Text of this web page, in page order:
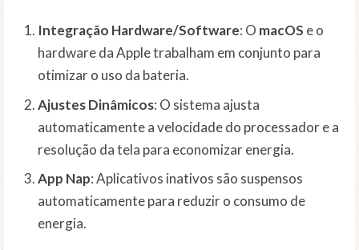
Integração Hardware/Software: O macOS e o
hardware da Apple trabalham em conjunto para
otimizar o uso da bateria.
Ajustes Dinâmicos: O sistema ajusta
automaticamente a velocidade do processador e a
resolução da tela para economizar energia.
App Nap: Aplicativos inativos são suspensos
automaticamente para reduzir o consumo de
energia.